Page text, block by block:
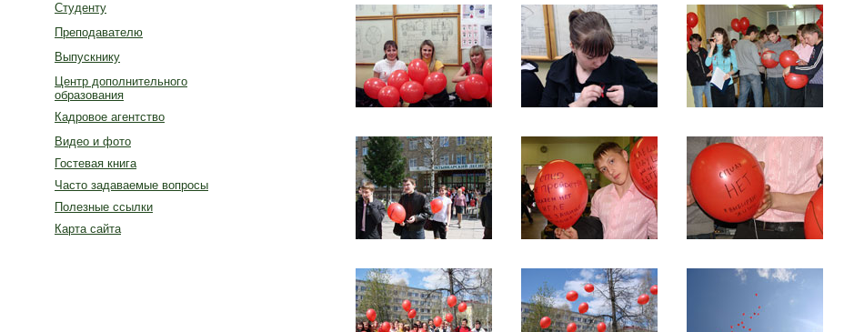
Студенту
Преподавателю
Выпускнику
Центр дополнительного
образования
Кадровое агентство
Видео и фото
Гостевая книга
Часто задаваемые вопросы
Полезные ссылки
Карта сайта